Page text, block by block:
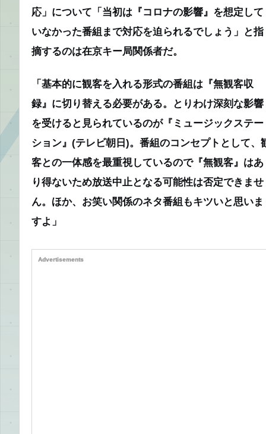
応」について 「当初は『コロナの影響』を想定して
いなかった番組まで対応を迫られるでしょう」
と指
摘するのは在京キー局関係者だ。
「基本的に観客を入れる形式の番組は『無観客収
録』に切り替える必要がある。とりわけ深刻な影響
を受けると見られているのが『ミュージックステー
ション』(テレビ朝日)。番組のコンセプトとして、
客との一体感を最重視しているので『無観客』はあ
り得ないため放送中止となる可能性は否定できませ
ん。ほか、お笑い関係のネタ番組もキツいと思いま
すよ」
Advertisements